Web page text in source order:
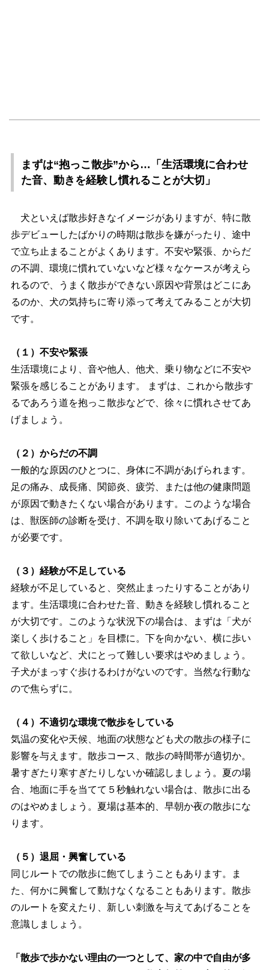
まずは“抱っこ散歩”から…「生活環境に合わせ
た音、動きを経験し慣れることが大切」
犬といえば散歩好きなイメージがありますが、特に散
歩デビューしたばかりの時期は散歩を嫌がったり、途中
で立ち止まることがよくあります。不安や緊張、からだ
の不調、環境に慣れていないなど様々なケースが考えら
れるので、うまく散歩ができない原因や背景はどこにあ
るのか、犬の気持ちに寄り添って考えてみることが大切
です。
（１）不安や緊張
生活環境により、音や他人、他犬、乗り物などに不安
緊張を感じることがあります。 まずは、これから散歩す
るであろう道を抱っこ散歩などで、徐々に慣れさせてあ
げましょう。
（２）からだの不調
一般的な原因のひとつに、身体に不調があげられます。
足の痛み、成長痛、関節炎、疲労、または他の健康問題
が原因で動きたくない場合があります。このような場合
は、獣医師の診断を受け、不調を取り除いてあげること
が必要です。
（３）経験が不足している
経験が不足していると、突然止まったりすることがあり
ます。生活環境に合わせた音、動きを経験し慣れること
が大切です。このような状況下の場合は、まずは「犬が
楽しく歩けること」を目標に。下を向かない、横に歩い
て欲しいなど、犬にとって難しい要求はやめましょう。
子犬がまっすぐ歩けるわけがないのです。当然な行動な
ので焦らずに。
（４）不適切な環境で散歩をしている
気温の変化や天候、地面の状態なども犬の散歩の様子に
影響を与えます。散歩コース、散歩の時間帯が適切か。
暑すぎたり寒すぎたりしないか確認しましょう。夏の場
合、地面に手を当てて５秒触れない場合は、散歩に出る
のはやめましょう。夏場は基本的、早朝か夜の散歩にな
ります。
（５）退屈・興奮している
同じルートでの散歩に飽てしまうこともあります。ま
た、何かに興奮して動けなくなることもあります。散歩
のルートを変えたり、新しい刺激を与えてあげることを
意識しましょう。
「散歩で歩かない理由の一つとして、家の中で自由が多